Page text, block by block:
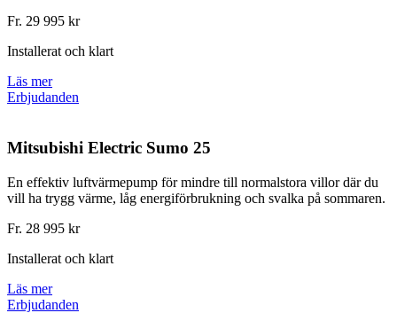
Fr. 29 995 kr
Installerat och klart
Läs mer
Erbjudanden
Mitsubishi Electric Sumo 25
En effektiv luftvärmepump för mindre till normalstora villor där du
vill ha trygg värme, låg energiförbrukning och svalka på sommaren.
Fr. 28 995 kr
Installerat och klart
Läs mer
Erbjudanden